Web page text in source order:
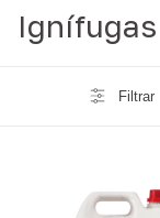
Ignífugas
Filtrar